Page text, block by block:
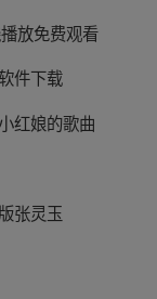
放免费观看
件下载
红娘的歌曲
张灵玉